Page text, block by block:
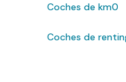
Coches de km0
Coches de